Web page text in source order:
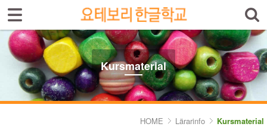
Kursmaterial
HOME Lärarinfo Kursmaterial
Sign In Sign Up
Select language
Introduktion av skolan
Skolinfo
Sketchbook5, 스케치북5